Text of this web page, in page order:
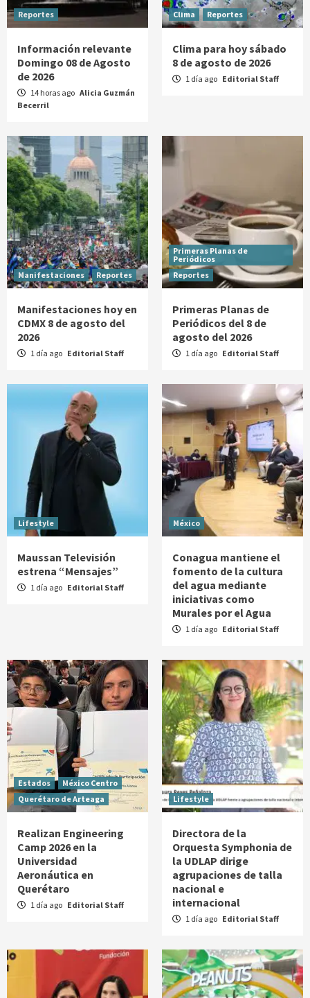
Reportes
Información relevante
Domingo 08 de Agosto
de 2026
14 horas ago Alicia Guzmán
Becerril
Clima Reportes
Clima para hoy sábado
8 de agosto de 2026
1 día ago Editorial Staff
Manifestaciones Reportes
Manifestaciones hoy en
CDMX 8 de agosto del
2026
1 día ago Editorial Staff
Primeras Planas de
Periódicos
Reportes
Primeras Planas de
Periódicos del 8 de
agosto del 2026
1 día ago Editorial Staff
Lifestyle
Maussan Televisión
estrena “Mensajes”
1 día ago Editorial Staff
México
Conagua mantiene el
fomento de la cultura
del agua mediante
iniciativas como
Murales por el Agua
1 día ago Editorial Staff
Estados
México Centro
Querétaro de Arteaga
Realizan Engineering
Camp 2026 en la
Universidad
Aeronáutica en
Querétaro
1 día ago Editorial Staff
Lifestyle
Directora de la
Orquesta Symphonia de
la UDLAP dirige
agrupaciones de talla
nacional e
internacional
1 día ago Editorial Staff